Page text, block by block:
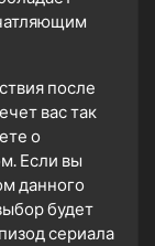
после
вас так
о
Если вы
данного
будет
сериала